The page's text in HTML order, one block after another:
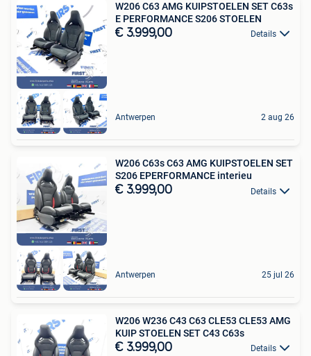
W206 C63 AMG KUIPSTOELEN SET C63s
E PERFORMANCE S206 STOELEN
€ 3.999,00 Details
Antwerpen 2 aug 26
W206 C63s C63 AMG KUIPSTOELEN SET
S206 EPERFORMANCE interieu
€ 3.999,00 Details
Antwerpen 25 jul 26
W206 W236 C43 C63 CLE53 CLE53 AMG
KUIP STOELEN SET C43 C63s
€ 3.999,00 Details